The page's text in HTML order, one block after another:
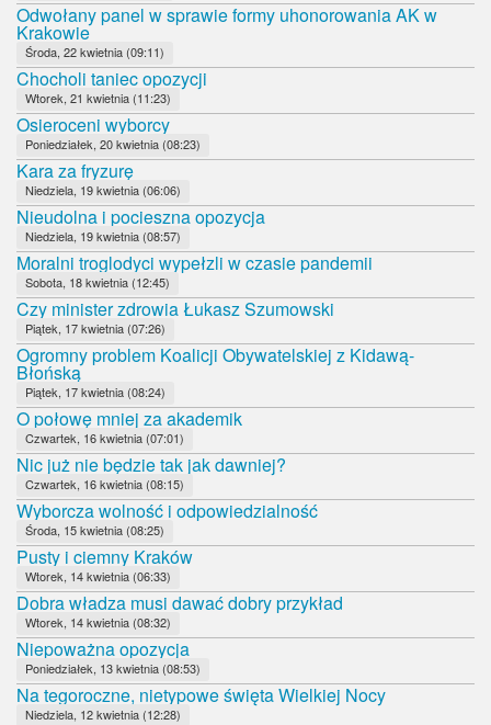
Odwołany panel w sprawie formy uhonorowania AK w
Krakowie
Środa, 22 kwietnia (09:11)
Chocholi taniec opozycji
Wtorek, 21 kwietnia (11:23)
Osieroceni wyborcy
Poniedziałek, 20 kwietnia (08:23)
Kara za fryzurę
Niedziela, 19 kwietnia (06:06)
Nieudolna i pocieszna opozycja
Niedziela, 19 kwietnia (08:57)
Moralni troglodyci wypełzli w czasie pandemii
Sobota, 18 kwietnia (12:45)
Czy minister zdrowia Łukasz Szumowski
Piątek, 17 kwietnia (07:26)
Ogromny problem Koalicji Obywatelskiej z Kidawą-
Błońską
Piątek, 17 kwietnia (08:24)
O połowę mniej za akademik
Czwartek, 16 kwietnia (07:01)
Nic już nie będzie tak jak dawniej?
Czwartek, 16 kwietnia (08:15)
Wyborcza wolność i odpowiedzialność
Środa, 15 kwietnia (08:25)
Pusty i ciemny Kraków
Wtorek, 14 kwietnia (06:33)
Dobra władza musi dawać dobry przykład
Wtorek, 14 kwietnia (08:32)
Niepoważna opozycja
Poniedziałek, 13 kwietnia (08:53)
Na tegoroczne, nietypowe święta Wielkiej Nocy
Niedziela, 12 kwietnia (12:28)